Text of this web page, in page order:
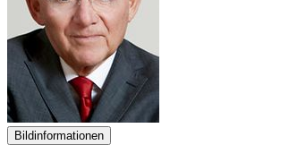
Bildinformationen